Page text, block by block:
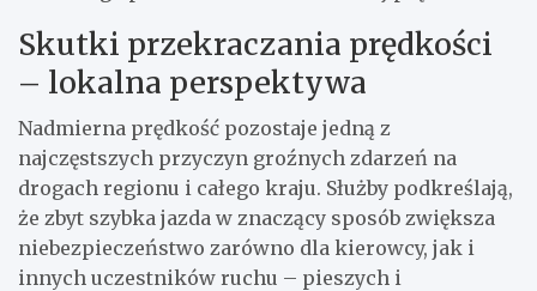
Skutki przekraczania prędkości
– lokalna perspektywa
Nadmierna prędkość pozostaje jedną z
najczęstszych przyczyn groźnych zdarzeń na
drogach regionu i całego kraju. Służby podkreślają,
że zbyt szybka jazda w znaczący sposób zwiększa
niebezpieczeństwo zarówno dla kierowcy, jak i
innych uczestników ruchu – pieszych i